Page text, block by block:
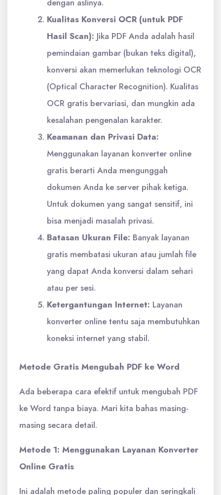
dengan aslinya.
Kualitas Konversi OCR (untuk PDF
Hasil Scan): Jika PDF Anda adalah hasil
pemindaian gambar (bukan teks digital),
konversi akan memerlukan teknologi OCR
(Optical Character Recognition). Kualitas
OCR gratis bervariasi, dan mungkin ada
kesalahan pengenalan karakter.
Keamanan dan Privasi Data:
Menggunakan layanan konverter online
gratis berarti Anda mengunggah
dokumen Anda ke server pihak ketiga.
Untuk dokumen yang sangat sensitif, ini
bisa menjadi masalah privasi.
Batasan Ukuran File: Banyak layanan
gratis membatasi ukuran atau jumlah file
yang dapat Anda konversi dalam sehari
atau per sesi.
Ketergantungan Internet: Layanan
konverter online tentu saja membutuhkan
koneksi internet yang stabil.
Metode Gratis Mengubah PDF ke Word
Ada beberapa cara efektif untuk mengubah PDF
ke Word tanpa biaya. Mari kita bahas masing-
masing secara detail.
Metode 1: Menggunakan Layanan Konverter
Online Gratis
Ini adalah metode paling populer dan seringkali